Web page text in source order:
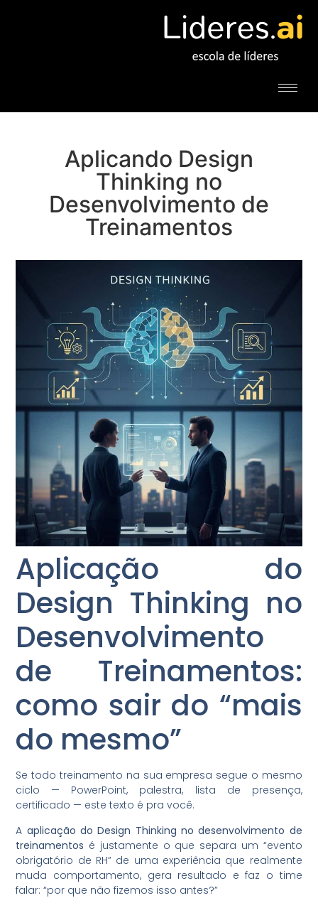
Aplicando Design
Thinking no
Desenvolvimento de
Treinamentos
Aplicação do
Design Thinking no
Desenvolvimento
de Treinamentos:
como sair do “mais
do mesmo”
Se todo treinamento na sua empresa segue o mesmo
ciclo — PowerPoint, palestra, lista de presença,
certificado — este texto é pra você.
A aplicação do Design Thinking no desenvolvimento de
treinamentos é justamente o que separa um “evento
obrigatório de RH” de uma experiência que realmente
muda comportamento, gera resultado e faz o time
falar: “por que não fizemos isso antes?”